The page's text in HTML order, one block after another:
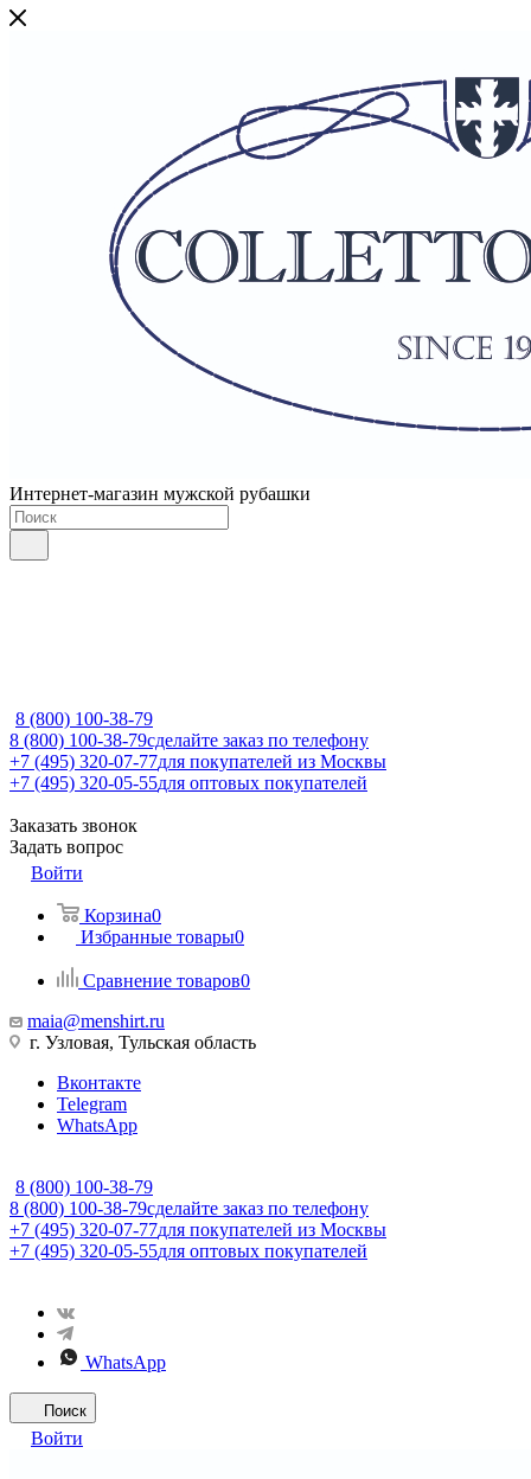
Интернет-магазин мужской рубашки
8 (800) 100-38-79
8 (800) 100-38-79сделайте заказ по телефону
+7 (495) 320-07-77для покупателей из Москвы
+7 (495) 320-05-55для оптовых покупателей
Заказать звонок
Задать вопрос
Войти
Корзина0
Избранные товары0
Сравнение товаров0
maia@menshirt.ru
г. Узловая, Тульская область
Вконтакте
Telegram
WhatsApp
8 (800) 100-38-79
8 (800) 100-38-79сделайте заказ по телефону
+7 (495) 320-07-77для покупателей из Москвы
+7 (495) 320-05-55для оптовых покупателей
WhatsApp
Поиск
Войти